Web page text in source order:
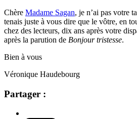
Chère Madame Sagan, je n’ai pas votre
tenais juste à vous dire que le vôtre, en
chez des lecteurs, dix ans après votre
après la parution de Bonjour tristesse.
Bien à vous
Véronique Haudebourg
Partager :